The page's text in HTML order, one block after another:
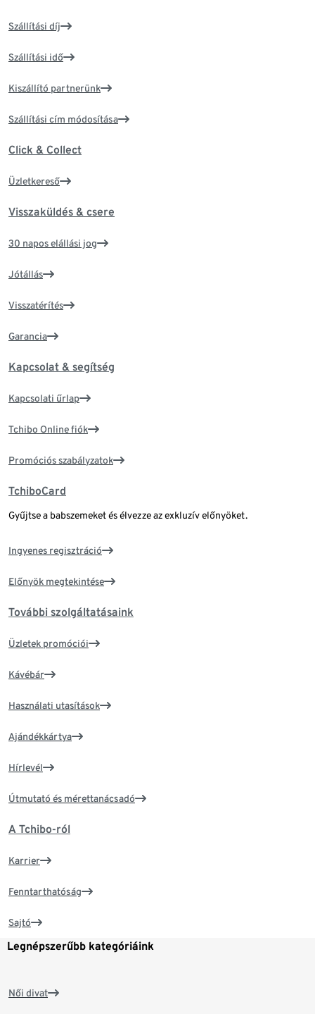
Szállítási díj
Szállítási idő
Kiszállító partnerünk
Szállítási cím módosítása
Click & Collect
Üzletkereső
Visszaküldés & csere
30 napos elállási jog
Jótállás
Visszatérítés
Garancia
Kapcsolat & segítség
Kapcsolati űrlap
Tchibo Online fiók
Promóciós szabályzatok
TchiboCard
Gyűjtse a babszemeket és élvezze az exkluzív előnyöket.
Ingyenes regisztráció
Előnyök megtekintése
További szolgáltatásaink
Üzletek promóciói
Kávébár
Használati utasítások
Ajándékkártya
Hírlevél
Útmutató és mérettanácsadó
A Tchibo-ról
Karrier
Fenntarthatóság
Sajtó
Legnépszerűbb kategóriáink
Női divat